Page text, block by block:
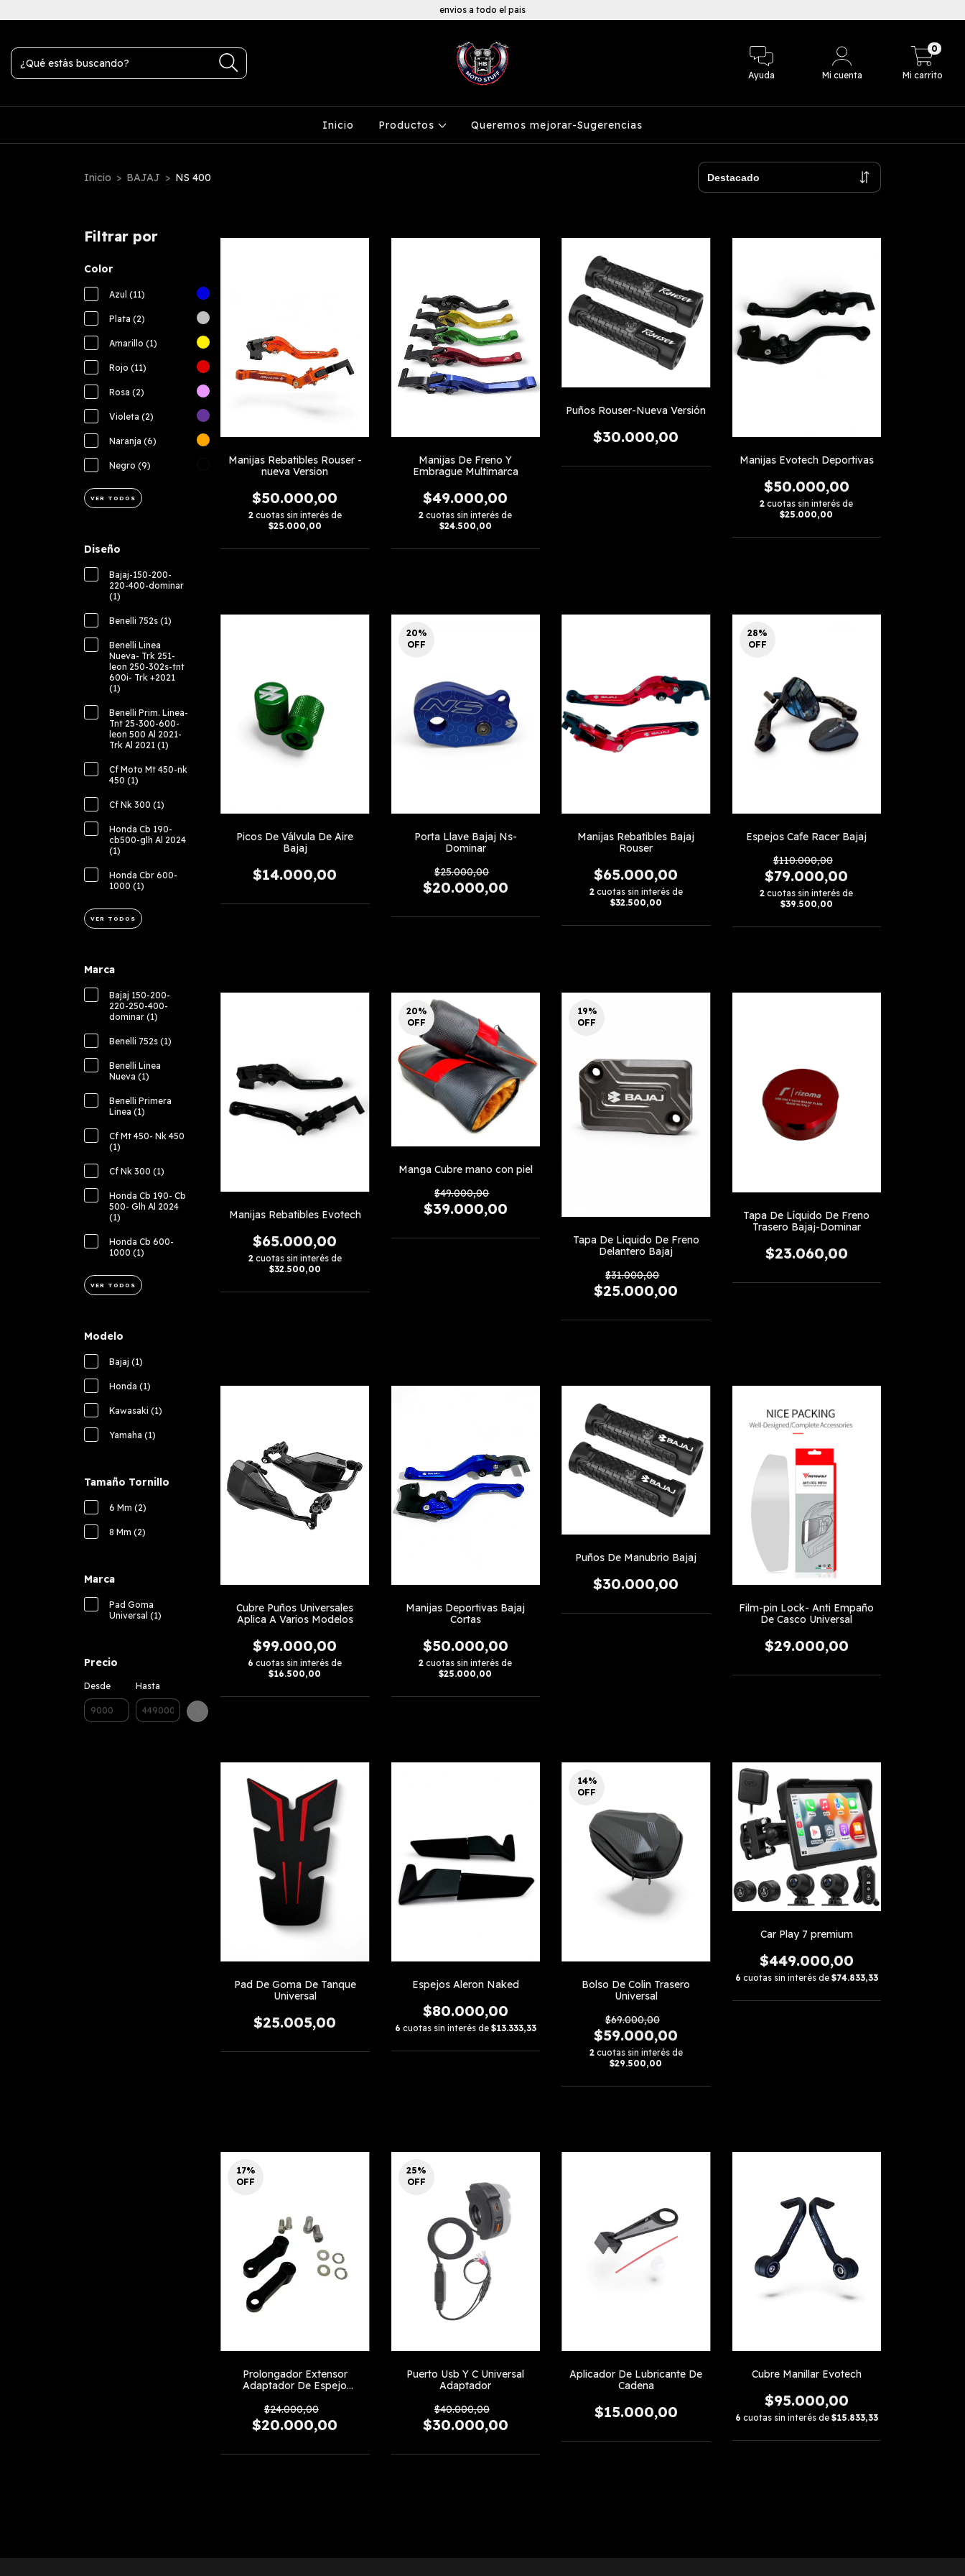
envios a todo el pais
Ayuda Mi cuenta Mi carrito
0
Inicio Productos Queremos mejorar-Sugerencias
Inicio > BAJAJ > NS 400
Filtrar por
Color
Azul (11)
Plata (2)
Amarillo (1)
Rojo (11)
Rosa (2)
Violeta (2)
Naranja (6)
Negro (9)
VER TODOS
Diseño
Bajaj-150-200-
220-400-dominar
(1)
Benelli 752s (1)
Benelli Linea
Nueva- Trk 251-
leon 250-302s-tnt
600i- Trk +2021
(1)
Benelli Prim. Linea-
Tnt 25-300-600-
leon 500 Al 2021-
Trk Al 2021 (1)
Cf Moto Mt 450-nk
450 (1)
Cf Nk 300 (1)
Honda Cb 190-
cb500-glh Al 2024
(1)
Honda Cbr 600-
1000 (1)
VER TODOS
Marca
Bajaj 150-200-
220-250-400-
dominar (1)
Benelli 752s (1)
Benelli Linea
Nueva (1)
Benelli Primera
Linea (1)
Cf Mt 450- Nk 450
(1)
Cf Nk 300 (1)
Honda Cb 190- Cb
500- Glh Al 2024
(1)
Honda Cb 600-
1000 (1)
VER TODOS
Modelo
Bajaj (1)
Honda (1)
Kawasaki (1)
Yamaha (1)
Tamaño Tornillo
6 Mm (2)
8 Mm (2)
Marca
Pad Goma
Universal (1)
Precio
Desde Hasta
Manijas Rebatibles Rouser -
nueva Version
$50.000,00
2 cuotas sin interés de
$25.000,00
Manijas De Freno Y
Embrague Multimarca
$49.000,00
2 cuotas sin interés de
$24.500,00
Puños Rouser-Nueva Versión
$30.000,00
Manijas Evotech Deportivas
$50.000,00
2 cuotas sin interés de
$25.000,00
Picos De Válvula De Aire
Bajaj
$14.000,00
20%
OFF
Porta Llave Bajaj Ns-
Dominar
$25.000,00
$20.000,00
Manijas Rebatibles Bajaj
Rouser
$65.000,00
2 cuotas sin interés de
$32.500,00
28%
OFF
Espejos Cafe Racer Bajaj
$110.000,00
$79.000,00
2 cuotas sin interés de
$39.500,00
Manijas Rebatibles Evotech
$65.000,00
2 cuotas sin interés de
$32.500,00
20%
OFF
Manga Cubre mano con piel
$49.000,00
$39.000,00
19%
OFF
Tapa De Liquido De Freno
Delantero Bajaj
$31.000,00
$25.000,00
Tapa De Líquido De Freno
Trasero Bajaj-Dominar
$23.060,00
Cubre Puños Universales
Aplica A Varios Modelos
$99.000,00
6 cuotas sin interés de
$16.500,00
Manijas Deportivas Bajaj
Cortas
$50.000,00
2 cuotas sin interés de
$25.000,00
Puños De Manubrio Bajaj
$30.000,00
Film-pin Lock- Anti Empaño
De Casco Universal
$29.000,00
Pad De Goma De Tanque
Universal
$25.005,00
Espejos Aleron Naked
$80.000,00
6 cuotas sin interés de $13.333,33
14%
OFF
Bolso De Colin Trasero
Universal
$69.000,00
$59.000,00
2 cuotas sin interés de
$29.500,00
Car Play 7 premium
$449.000,00
6 cuotas sin interés de $74.833,33
17%
OFF
Prolongador Extensor
Adaptador De Espejo
$24.000,00
$20.000,00
25%
OFF
Puerto Usb Y C Universal
Adaptador
$40.000,00
$30.000,00
Aplicador De Lubricante De
Cadena
$15.000,00
Cubre Manillar Evotech
$95.000,00
6 cuotas sin interés de $15.833,33